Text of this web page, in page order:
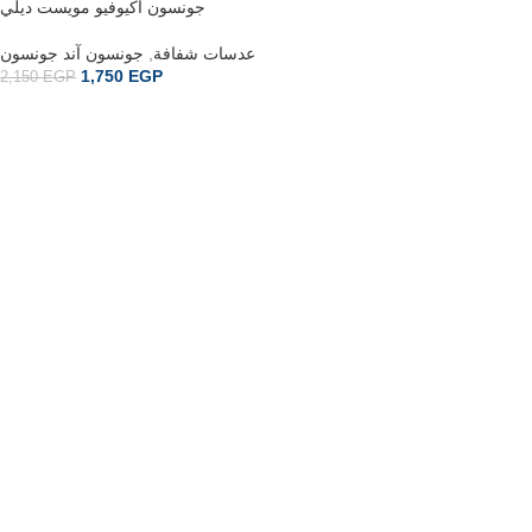
جونسون أكيوفيو مويست ديلي
عدسات شفافة جونسون آند جونسون
2,150EGP 1,750 EGP